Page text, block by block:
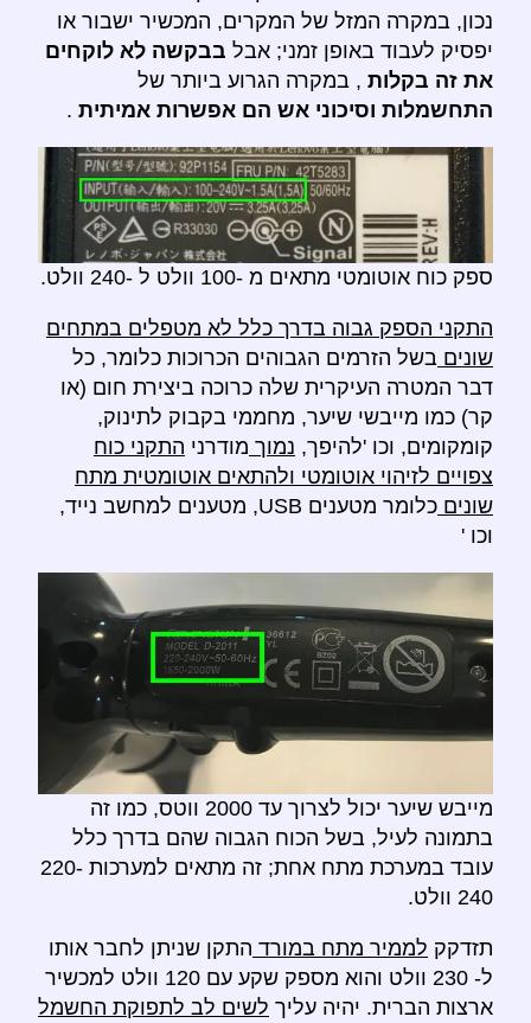
נכון, במקרה המזל של המקרים, המכשיר ישבור או
יפסיק לעבוד באופן זמני; אבל בבקשה לא לוקחים
את זה בקלות , במקרה הגרוע ביותר של
התחשמלות וסיכוני אש הם אפשרות אמיתית .
ספק כוח אוטומטי מתאים מ -100 וולט ל -240 וולט.
התקני הספק גבוה בדרך כלל לא מטפלים במתחים
שונים בשל הזרמים הגבוהים הכרוכות כלומר, כל
דבר המטרה העיקרית שלה כרוכה ביצירת חום (או
קר) כמו מייבשי שיער, מחממי בקבוק לתינוק,
קומקומים, וכו 'להיפך, נמוך מודרני התקני כוח
צפויים לזיהוי אוטומטי ולהתאים אוטומטית מתח
שונים
כלומר מטענים USB, מטענים למחשב נייד,
וכו '
מייבש שיער יכול לצרוך עד 2000 ווטס, כמו זה
בתמונה לעיל, בשל הכוח הגבוה שהם בדרך כלל
עובד במערכת מתח אחת; זה מתאים למערכות 220-
240 וולט.
תזדקק לממיר מתח במורד התקן שניתן לחבר אותו
ל- 230 וולט והוא מספק שקע עם 120 וולט למכשיר
ארצות הברית. יהיה עליך לשים לב לתפוקת החשמל